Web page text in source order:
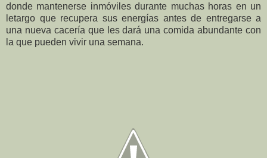
donde mantenerse inmóviles durante muchas horas en un
letargo que recupera sus energías antes de entregarse a
una nueva cacería que les dará una comida abundante con
la que pueden vivir una semana.